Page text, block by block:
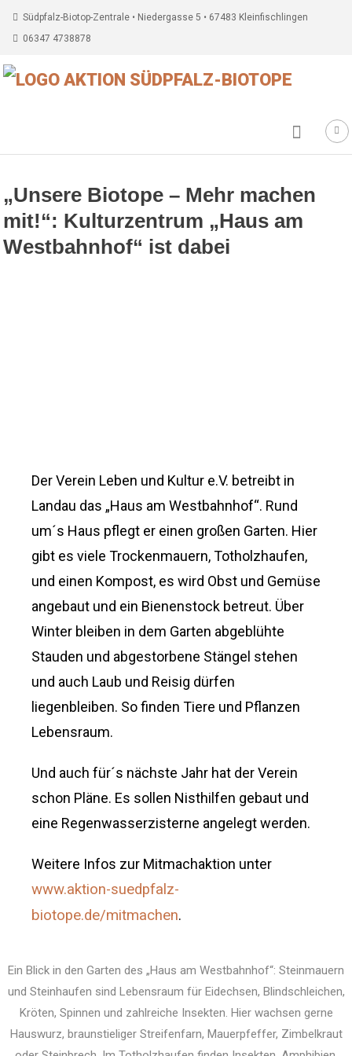
Südpfalz-Biotop-Zentrale • Niedergasse 5 • 67483 Kleinfischlingen
06347 4738878
„Unsere Biotope – Mehr machen
mit!“: Kulturzentrum „Haus am
Westbahnhof“ ist dabei
Der Verein Leben und Kultur e.V. betreibt in
Landau das „Haus am Westbahnhof“. Rund
um´s Haus pflegt er einen großen Garten. Hier
gibt es viele Trockenmauern, Totholzhaufen,
und einen Kompost, es wird Obst und Gemüse
angebaut und ein Bienenstock betreut. Über
Winter bleiben in dem Garten abgeblühte
Stauden und abgestorbene Stängel stehen
und auch Laub und Reisig dürfen
liegenbleiben. So finden Tiere und Pflanzen
Lebensraum.
Und auch für´s nächste Jahr hat der Verein
schon Pläne. Es sollen Nisthilfen gebaut und
eine Regenwasserzisterne angelegt werden.
Weitere Infos zur Mitmachaktion unter
www.aktion-suedpfalz-
biotope.de/mitmachen.
Ein Blick in den Garten des „Haus am Westbahnhof“: Steinmauern
und Steinhaufen sind Lebensraum für Eidechsen, Blindschleichen,
Kröten, Spinnen und zahlreiche Insekten. Hier wachsen gerne
Hauswurz, braunstieliger Streifenfarn, Mauerpfeffer, Zimbelkraut